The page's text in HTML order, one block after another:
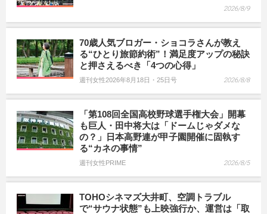
2026/8/9
70歳人気ブロガー・ショコラさんが教え
る“ひとり旅節約術”！満足度アップの秘訣
と押さえるべき「4つの心得」
週刊女性2026年8月18日・25日号 2026/8/8
「第108回全国高校野球選手権大会」開幕
も巨人・田中将大は「ドームじゃダメな
の？」日本高野連が甲子園開催に固執す
る“カネの事情”
週刊女性PRIME 2026/8/5
TOHOシネマズ大井町、空調トラブル
で“サウナ状態”も上映強行か、運営は「取